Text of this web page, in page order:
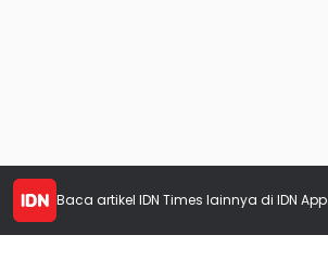
Baca artikel IDN Times lainnya di IDN App